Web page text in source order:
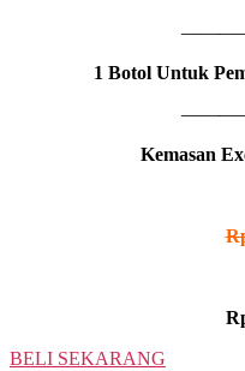
1 Botol Untuk
Kemasan
BELI SEKARANG